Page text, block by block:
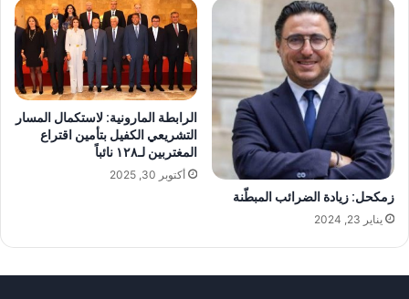
زمكحل: زيادة الضرائب المبطّنة
يناير 23, 2024
الرابطة المارونية: لاستكمال المسار
التشريعي الكفيل بتأمين اقتراع
المغتربين لـ١٢٨ نائباً
أكتوبر 30, 2025